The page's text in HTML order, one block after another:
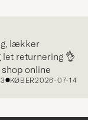
👌
online
2026-07-14